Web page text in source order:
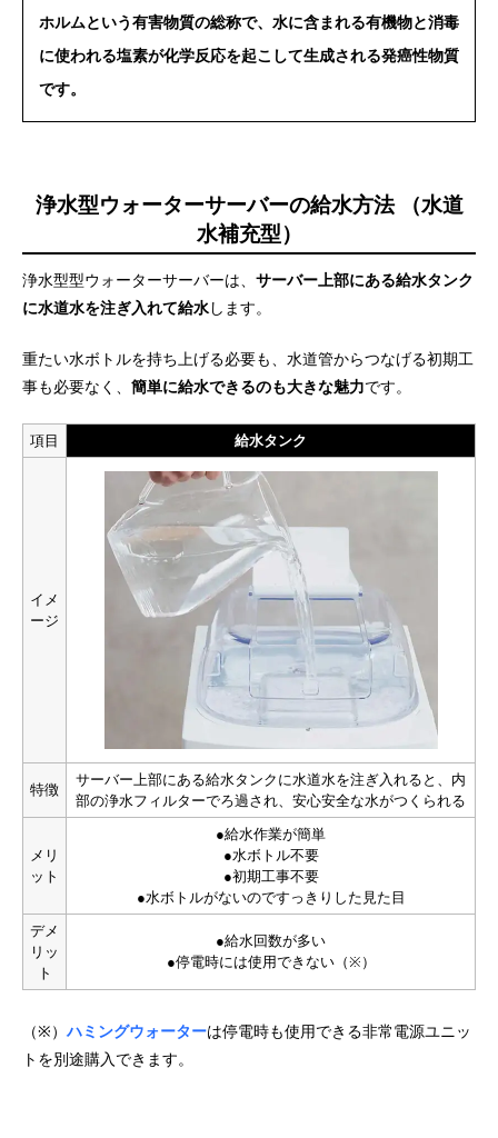
ホルムという有害物質の総称で、水に含まれる有機物と消毒
に使われる塩素が化学反応を起こして生成される発癌性物質
です。
浄水型ウォーターサーバーの給水方法 （水道
水補充型）
浄水型型ウォーターサーバーは、 サーバー上部にある給水タンク
に水道水を注ぎ入れて給水します。
重たい水ボトルを持ち上げる必要も、水道管からつなげる初期工
事も必要なく、 簡単に給水できるのも大きな魅力です。
項目 給水タンク
イメ
ージ
特徴
サーバー上部にある給水タンクに水道水を注ぎ入れると、内
部の浄水フィルターでろ過され、安心安全な水がつくられる
メリ
ット
●給水作業が簡単
●水ボトル不要
●初期工事不要
●水ボトルがないのですっきりした見た目
デメ
リッ
ト
●給水回数が多い
●停電時には使用できない（※）
（※）ハミングウォーターは停電時も使用できる非常電源ユニッ
トを別途購入できます。